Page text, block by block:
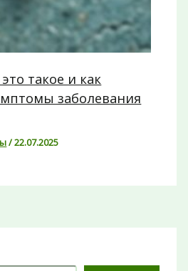
такое и как
заболевания
/22.07.2025